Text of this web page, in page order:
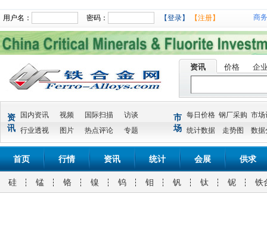
用户名： 密码： 【登录】 【注册】 商
资讯 价格 企
资
讯
国内资讯 视频 国际扫描
访谈
行业透视
图片 热点评论 专题
市
场
每日价格 钢厂采购 市场
统计数据
走势图 数据
首页 行情 资讯 统计 会展 供求
硅 锰 铬 镍 钨 钼 钒 钛 铌 铁